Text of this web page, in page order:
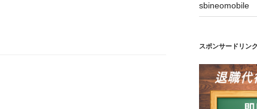
sbineomobile
スポンサードリン